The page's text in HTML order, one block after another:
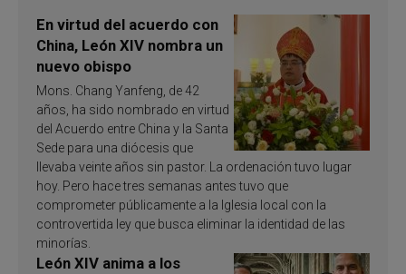
En virtud del acuerdo con
China, León XIV nombra un
nuevo obispo
Mons. Chang Yanfeng, de 42
años, ha sido nombrado en virtud
del Acuerdo entre China y la Santa
Sede para una diócesis que
llevaba veinte años sin pastor. La ordenación tuvo lugar
hoy. Pero hace tres semanas antes tuvo que
comprometer públicamente a la Iglesia local con la
controvertida ley que busca eliminar la identidad de las
minorías.
León XIV anima a los